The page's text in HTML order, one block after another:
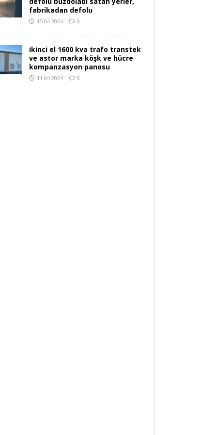
fabrikadan defolu
15.04.2024 0
ikinci el 1600 kva trafo transtek
ve astor marka köşk ve hücre
kompanzasyon panosu
11.04.2024 0